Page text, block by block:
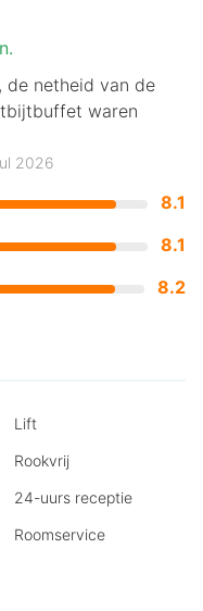
8.1
8.1
8.2
de netheid van de
waren
2026
Lift
Rookvrij
24-uurs receptie
Roomservice